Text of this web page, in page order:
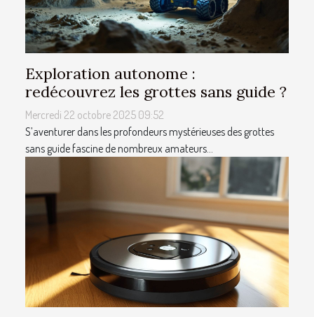
Exploration autonome :
redécouvrez les grottes sans guide ?
Mercredi 22 octobre 2025 09:52
S’aventurer dans les profondeurs mystérieuses des grottes
sans guide fascine de nombreux amateurs...